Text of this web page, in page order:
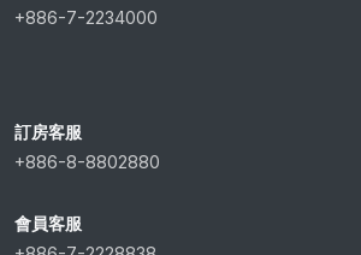
+886-7-2234000
訂房客服
+886-8-8802880
會員客服